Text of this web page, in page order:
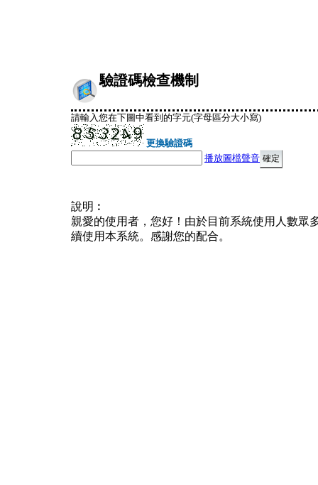
驗證碼檢查機制
請輸入您在下圖中看到的字元(字母區分大小寫)
更換驗證碼
播放圖檔聲音
說明︰
親愛的使用者，您好！由於目前系統使用人數眾
續使用本系統。感謝您的配合。